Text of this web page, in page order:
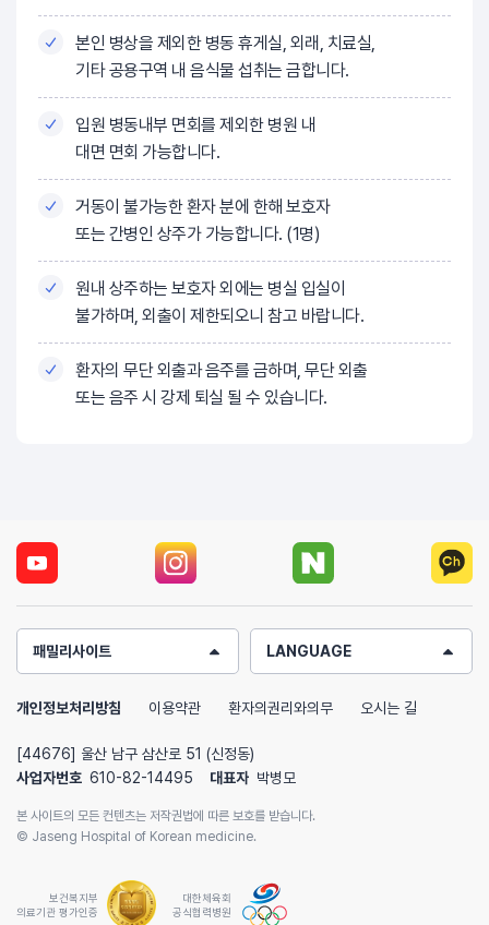
본인 병상을 제외한 병동 휴게실, 외래, 치료실,
기타 공용구역 내 음식물 섭취는 금합니다.
입원 병동내부 면회를 제외한 병원 내
대면 면회 가능합니다.
거동이 불가능한 환자 분에 한해 보호자
또는 간병인 상주가 가능합니다. (1명)
원내 상주하는 보호자 외에는 병실 입실이
불가하며, 외출이 제한되오니 참고 바랍니다.
환자의 무단 외출과 음주를 금하며, 무단 외출
또는 음주 시 강제 퇴실 될 수 있습니다.
패밀리사이트 LANGUAGE
개인정보처리방침 이용약관 환자의권리와의무 오시는 길
[44676] 울산 남구 삼산로 51 (신정동)
사업자번호 610-82-14495 대표자 박병모
본 사이트의 모든 컨텐츠는 저작권법에 따른 보호를 받습니다.
© Jaseng Hospital of Korean medicine.
보건복지부
의료기관 평가인증
대한체육회
공식협력병원